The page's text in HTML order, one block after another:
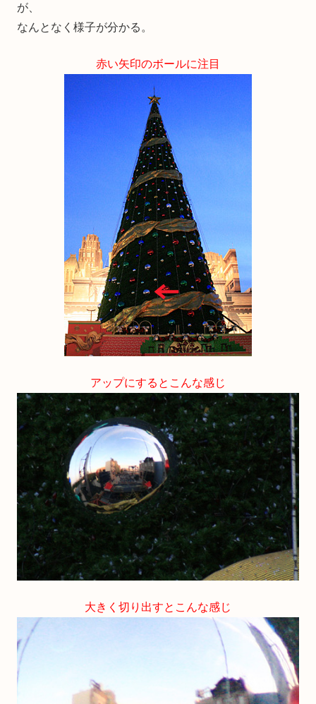
が、
なんとなく様子が分かる。
赤い矢印のボールに注目
アップにするとこんな感じ
大きく切り出すとこんな感じ